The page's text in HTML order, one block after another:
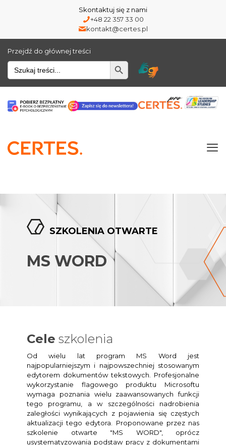
Skontaktuj się z nami
+48 22 357 33 00
kontakt@certes.pl
Przejdź do głównej treści
Wyszukiwarka
SZKOLENIA OTWARTE
MS WORD
Cele szkolenia
Od wielu lat program MS Word jest
najpopularniejszym i najpowszechniej stosowanym
edytorem dokumentów tekstowych. Profesjonalne
wykorzystanie flagowego produktu Microsoftu
wymaga poznania wielu zaawansowanych funkcji
tego programu, a w szczególności nadrobienia
zaległości wynikających z pojawienia się częstych
aktualizacji tego edytora. Proponowane przez nas
szkolenie otwarte "MS WORD", oprócz
usystematyzowania podstaw pracy z dokumentami